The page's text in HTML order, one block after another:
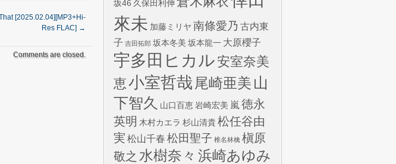
[2025.02.04][MP3+Hi-
Res FLAC] →
Comments are closed.
坂46 久保田利伸
來未 加藤ミリヤ 南條愛乃 古内東
子 吉田拓郎 坂本冬美 坂本龍一 大原櫻子
宇多田ヒカル安室奈美
恵小室哲哉 尾崎亜美 山
下智久 山口百恵岩崎宏美 嵐 徳永
英明 木村カエラ 杉山清貴松任谷由
実 松山千春 松田聖子 椎名林檎 槇原
敬之 水樹奈々 浜崎あゆみ